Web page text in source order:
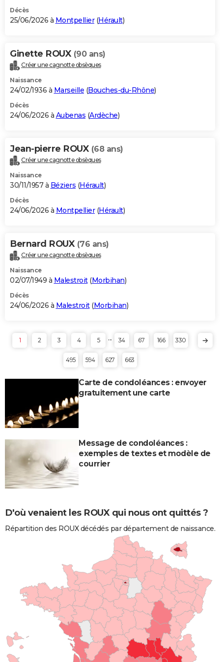
Décès
25/06/2026 à Montpellier(Hérault)
Ginette ROUX (90 ans)
Créer une cagnotte obsèques
Naissance
24/02/1936 à Marseille (Bouches-du-Rhône)
Décès
24/06/2026 à Aubenas (Ardèche)
Jean-pierre ROUX (68 ans)
Créer une cagnotte obsèques
Naissance
30/11/1957 à Béziers (Hérault)
Décès
24/06/2026 à Montpellier(Hérault)
Bernard ROUX (76 ans)
Créer une cagnotte obsèques
Naissance
02/07/1949 à Malestroit(Morbihan)
Décès
24/06/2026 à Malestroit(Morbihan)
1 2 3 4 5 ... 34 67 166 330
495 594 627 663
Carte de condoléances : envoyer
gratuitement une carte
Message de condoléances :
exemples de textes et modèle de
courrier
D'où venaient les ROUX qui nous ont quittés ?
Répartition des ROUX décédés par département de naissance.